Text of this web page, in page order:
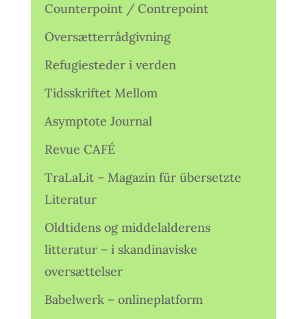
Counterpoint / Contrepoint
Oversætterrådgivning
Refugiesteder i verden
Tidsskriftet Mellom
Asymptote Journal
Revue CAFÉ
TraLaLit – Magazin für übersetzte
Literatur
Oldtidens og middelalderens
litteratur – i skandinaviske
oversættelser
Babelwerk – onlineplatform